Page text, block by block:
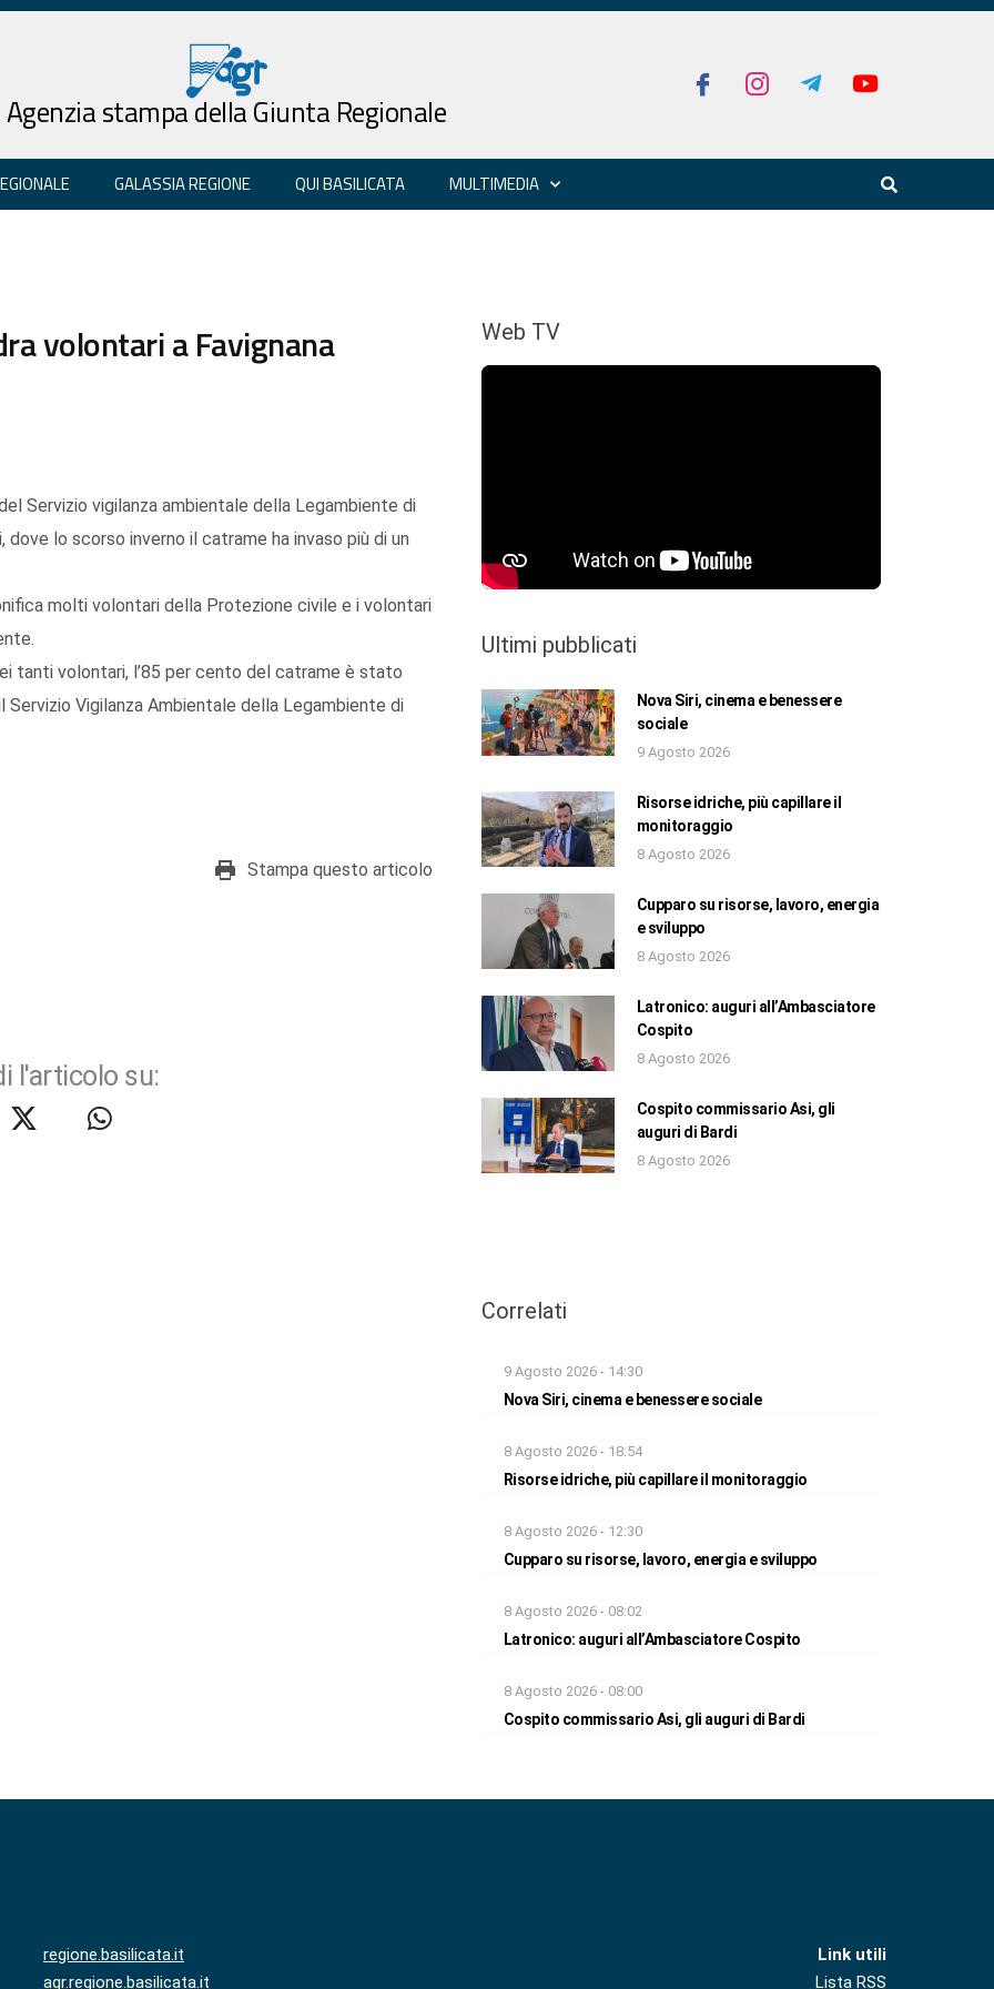
Agenzia stampa della Giunta Regionale
GALASSIA REGIONE QUI BASILICATA MULTIMEDIA
volontari a Favignana
Servizio vigilanza ambientale della Legambiente di
lo scorso inverno il catrame ha invaso più di un
molti volontari della Protezione civile e i volontari
tanti volontari, l’85 per cento del catrame è stato
Servizio Vigilanza Ambientale della Legambiente di
Stampa questo articolo
l'articolo su:
Web TV
Ultimi pubblicati
Nova Siri, cinema e benessere
sociale
9 Agosto 2026
Risorse idriche, più capillare il
monitoraggio
8 Agosto 2026
Cupparo su risorse, lavoro, energia
e sviluppo
8 Agosto 2026
Latronico: auguri all’Ambasciatore
Cospito
8 Agosto 2026
Cospito commissario Asi, gli
auguri di Bardi
8 Agosto 2026
Correlati
9 Agosto 2026 - 14:30
Nova Siri, cinema e benessere sociale
8 Agosto 2026 - 18:54
Risorse idriche, più capillare il monitoraggio
8 Agosto 2026 - 12:30
Cupparo su risorse, lavoro, energia e sviluppo
8 Agosto 2026 - 08:02
Latronico: auguri all’Ambasciatore Cospito
8 Agosto 2026 - 08:00
Cospito commissario Asi, gli auguri di Bardi
regione.basilicata.it
agr.regione.basilicata.it
Link utili
Lista RSS